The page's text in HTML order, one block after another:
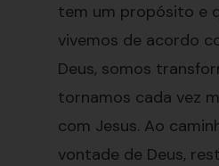
tem um propósito e
vivemos de acordo
Deus, somos
tornamos cada vez
com Jesus. Ao
vontade de Deus,